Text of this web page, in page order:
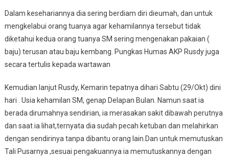
Dalam kesehariannya dia sering berdiam diri dieumah, dan untuk
mengkelabui orang tuanya agar kehamilannya tersebut tidak
diketahui kedua orang tuanya SM sering mengenakan pakaian (
baju) terusan atau baju kembang. Pungkas Humas AKP Rusdy juga
secara tertulis kepada wartawan
Kemudian lanjut Rusdy, Kemarin tepatnya dihari Sabtu (29/Okt) dini
hari . Usia kehamilan SM, genap Delapan Bulan. Namun saat ia
berada dirumahnya sendirian, ia merasakan sakit dibawah perutnya
dan saat ia lihat,ternyata dia sudah pecah ketuban dan melahirkan
dengan sendirinya tanpa dibantu orang lain.Dan untuk memutuskan
Tali Pusarnya ,sesuai pengakuannya ia memutuskannya dengan